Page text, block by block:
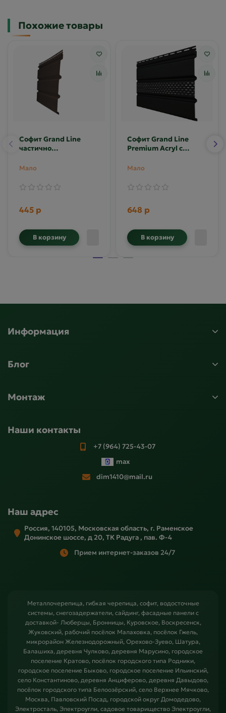
Похожие товары
Софит Grand Line
частично
Мало
445 р
В корзину
Софит Grand Line
Premium Acryl с
перфорацией
Мало
648 р
В корзину
Информация
Блог
Монтаж
Наши контакты
+7 (964) 725-43-07
max
dim1410@mail.ru
Наш адрес
Россия, 140105, Московская область, г. Раменское
Донинское шоссе, д 20, ТК Радуга , пав. Ф-4
Прием интернет-заказов 24/7
Металлочерепица, гибкая черепица, софит, водосточные
системы, снегозадержатели, сайдинг, фасадные панели с
доставкой- Люберцы, Бронницы, Куровское, Воскресенск,
Жуковский, рабочий посёлок Малаховка, посёлок Гжель,
микрорайон Железнодорожный, Орехово-Зуево, Шатура,
Балашиха, деревня Чулково, деревня Марусино, городское
поселение Кратово, посёлок городского типа Родники,
городское поселение Быково, городское поселение Ильинский,
село Константиново, деревня Анциферово, деревня Давыдово,
посёлок городского типа Белоозёрский, село Верхнее Мячково,
Москва, Павловский Посад, городской округ Домодедово,
Электросталь, Электроугли, садовое товарищество Электроугли,